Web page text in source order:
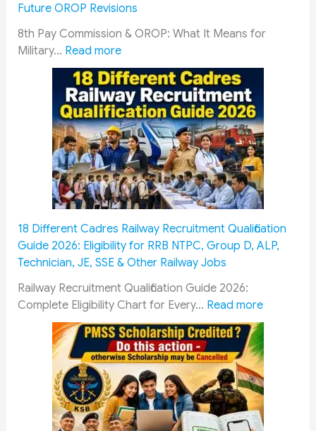
Future OROP Revisions
8th Pay Commission & OROP: What It Means for
Military… Read more:
8
t
h
P
a
y
C
o
m
i
s
s
i
o
n
&
O
R
O
P
:
18 Different Cadres Railway Recruitment Qualification
Guide 2026: Eligibility for RRB NTPC, Group D, ALP,
Technician, JE, SSE & Other Railway Jobs
Railway Recruitment Qualification Guide 2026:
Complete Eligibility Chart for Every… Read more:
1
D
f
f
e